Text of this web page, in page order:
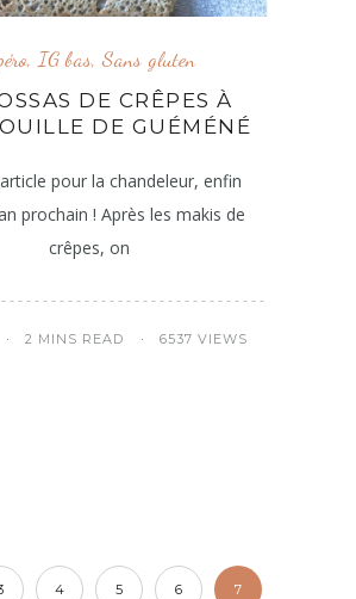
, IG bas,Sans gluten
DE CRÊPES À
DE GUÉMÉNÉ
pour la chandeleur, enfin
prochain ! Après les makis de
crêpes, on
2 MINS READ 6537 VIEWS
4 5 6 7